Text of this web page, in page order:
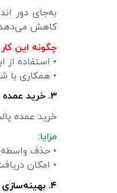
به‌جای دور
کاهش
چگونه این
• استفاده از
• همکاری با
۳. خرید عمده و مستقیم از تولیدکننده
خرید عمده
مزایا:
• حذف
• امکان
۴. بهینه‌سازی فضای انبار با پالت‌های مناسب